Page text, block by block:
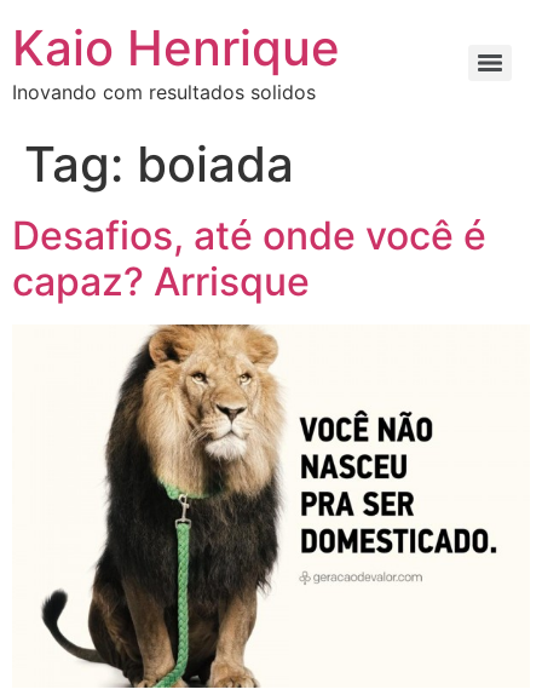
Kaio Henrique
Inovando com resultados solidos
Tag: boiada
Desafios, até onde você é
capaz? Arrisque